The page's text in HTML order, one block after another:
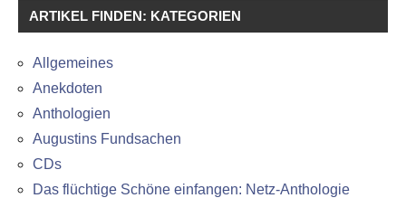
ARTIKEL FINDEN: KATEGORIEN
Allgemeines
Anekdoten
Anthologien
Augustins Fundsachen
CDs
Das flüchtige Schöne einfangen: Netz-Anthologie